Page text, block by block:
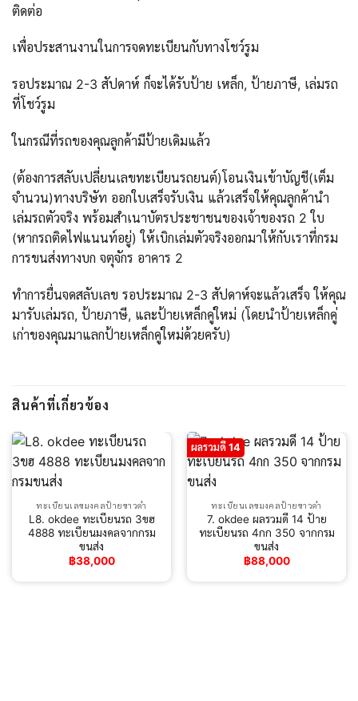
ติดต่อ
เพื่อประสานงานในการจดทะเบียนกับทางโชว์รูม
รอประมาณ 2-3 สัปดาห์ ก็จะได้รับป้าย เหล็ก, ป้ายภาษี, เล่มรถ
ที่โชว์รูม
ในกรณีที่รถของคุณลูกค้ามีป้ายเดิมแล้ว
(ต้องการสลับเปลี่ยนเลขทะเบียนรถยนต์)โอนเงินเข้าบัญชี(เต็ม
จำนวน)ทางบริษัท ออกใบเสร็จรับเงิน แล้วเสร็จให้คุณลูกค้านำ
เล่มรถตัวจริง พร้อมสำเนาบัตรประชาชนของเจ้าของรถ 2 ใบ
(หากรถติดไฟแนนท์อยู่) ให้เบิกเล่มตัวจริงออกมาให้กับเราที่กรม
การขนส่งทางบก จตุจักร อาคาร 2
ทำการยื่นจดสลับเลข รอประมาณ 2-3 สัปดาห์จะแล้วเสร็จ ให้คุณ
มารับเล่มรถ, ป้ายภาษี, และป้ายเหล็กคู่ใหม่ (โดยนำป้ายเหล็กคู่
เก่าของคุณมาแลกป้ายเหล็กคู่ใหม่ด้วยครับ)
สินค้าที่เกี่ยวข้อง
ทะเบียนเลขมงคลป้ายขาวดำ
L8. okdee ทะเบียนรถ 3ขฮ
4888 ทะเบียนมงคลจากกรม
ขนส่ง
฿38,000
ผลรวมดี 14
ทะเบียนเลขมงคลป้ายขาวดำ
7. okdee ผลรวมดี 14 ป้าย
ทะเบียนรถ 4กก 350 จากกรม
ขนส่ง
฿88,000